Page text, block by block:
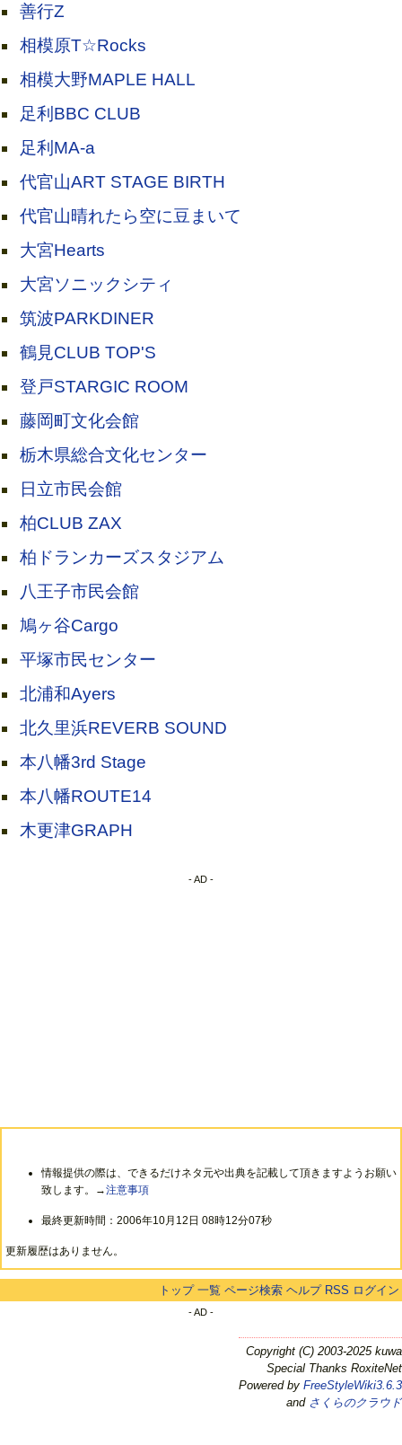
善行Z
相模原T☆Rocks
相模大野MAPLE HALL
足利BBC CLUB
足利MA-a
代官山ART STAGE BIRTH
代官山晴れたら空に豆まいて
大宮Hearts
大宮ソニックシティ
筑波PARKDINER
鶴見CLUB TOP'S
登戸STARGIC ROOM
藤岡町文化会館
栃木県総合文化センター
日立市民会館
柏CLUB ZAX
柏ドランカーズスタジアム
八王子市民会館
鳩ヶ谷Cargo
平塚市民センター
北浦和Ayers
北久里浜REVERB SOUND
本八幡3rd Stage
本八幡ROUTE14
木更津GRAPH
- AD -
情報提供の際は、できるだけネタ元や出典を記載して頂きますようお願い
致します。→注意事項
最終更新時間：2006年10月12日 08時12分07秒
更新履歴はありません。
トップ 一覧 ページ検索 ヘルプ RSS ログイン
- AD -
Copyright (C) 2003-2025 kuwa
Special Thanks RoxiteNet
Powered by FreeStyleWiki3.6.3
and さくらのクラウド